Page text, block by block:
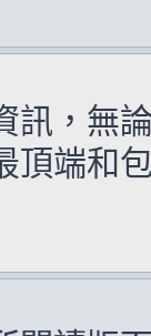
訊，無
頂端和